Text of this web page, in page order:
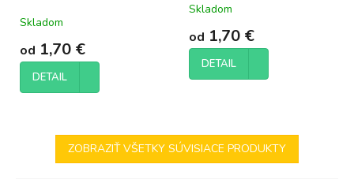
Skladom
od 1,70 €
DETAIL
Priemerné
produktu
je
5,0
Skladom
od 1,70 €
DETAIL
ZOBRAZIŤ VŠETKY SÚVISIACE PRODUKTY